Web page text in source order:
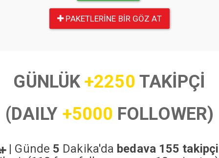
PAKETLERINE BIR GÖZ AT
GÜNLÜK+2250 TAKİPÇİ
(DAILY +5000 FOLLOWER)
| Günde 5 Dakika'da bedava 155 takipçi